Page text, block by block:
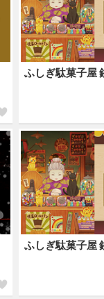
ふしぎ駄菓子屋
ふしぎ駄菓子屋